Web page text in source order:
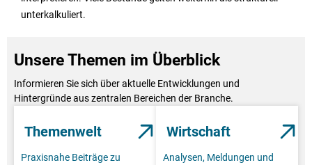
unterkalkuliert.
Unsere Themen im Überblick
Informieren Sie sich über aktuelle Entwicklungen und
Hintergründe aus zentralen Bereichen der Branche.
Themenwelt
Praxisnahe Beiträge zu
Wirtschaft
Analysen, Meldungen und